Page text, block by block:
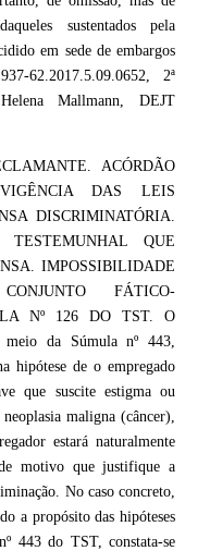
sustentados pela
em sede de embargos
62.2017.5.09.0652, 2ª
Mallmann, DEJT
ACÓRDÃO
DAS LEIS
DISCRIMINATÓRIA.
TESTEMUNHAL QUE
IMPOSSIBILIDADE
FÁTICO-
Nº 126 DO TST. O
da Súmula nº 443,
hipótese de o empregado
que suscite estigma ou
maligna (câncer),
estará naturalmente
motivo que justifique a
No caso concreto,
a propósito das hipóteses
443 do TST, constata-se